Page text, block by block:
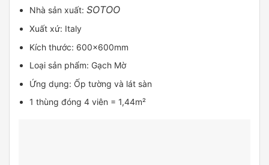
Nhà sản xuất:SOTOO
Xuất xứ: Italy
Kích thước: 600x600mm
Loại sản phẩm: Gạch Mờ
Ứng dụng: Ốp tường và lát sàn
1 thùng đóng 4 viên = 1,44m²